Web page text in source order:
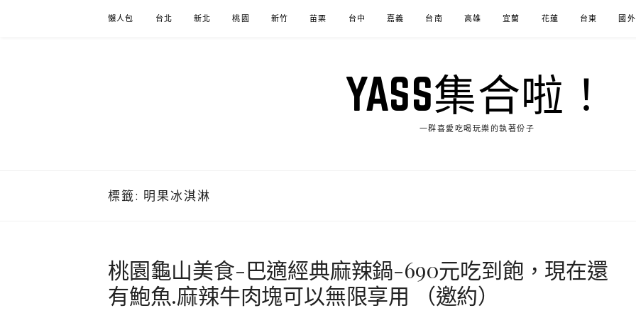
懶人包 台北 新北 桃園 新竹 苗栗 台中 嘉義 台南 高雄 宜蘭 花蓮 台東 國外
YASS集合啦！
一群喜愛吃喝玩樂的執著份子
標籤: 明果冰淇淋
桃園龜山美食-巴適經典麻辣鍋-690元吃到飽，現在還
有鮑魚.麻辣牛肉塊可以無限享用 （邀約）